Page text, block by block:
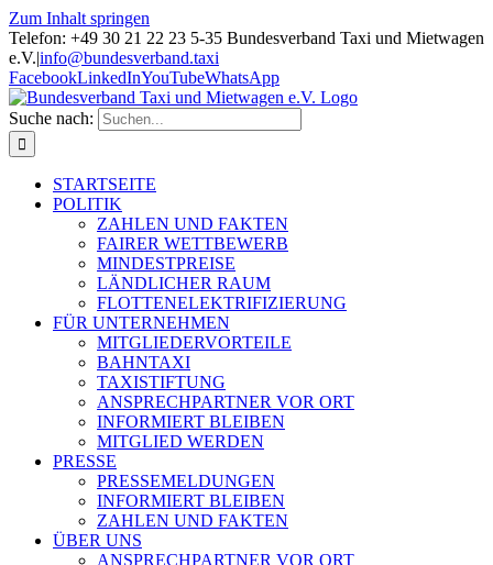
Zum Inhalt springen
Telefon: +49 30 21 22 23 5-35 Bundesverband Taxi und Mietwagen
e.V.|info@bundesverband.taxi
FacebookLinkedInYouTubeWhatsApp
Suche nach:
STARTSEITE
POLITIK
ZAHLEN UND FAKTEN
FAIRER WETTBEWERB
MINDESTPREISE
LÄNDLICHER RAUM
FLOTTENELEKTRIFIZIERUNG
FÜR UNTERNEHMEN
MITGLIEDERVORTEILE
BAHNTAXI
TAXISTIFTUNG
ANSPRECHPARTNER VOR ORT
INFORMIERT BLEIBEN
MITGLIED WERDEN
PRESSE
PRESSEMELDUNGEN
INFORMIERT BLEIBEN
ZAHLEN UND FAKTEN
ÜBER UNS
ANSPRECHPARTNER VOR ORT